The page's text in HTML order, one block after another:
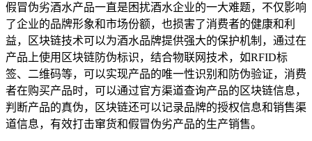
假冒伪劣酒水产品一直是困扰酒水企业的一大难题，不仅影响
了企业的品牌形象和市场份额，也损害了消费者的健康和利
益，区块链技术可以为酒水品牌提供强大的保护机制，通过在
产品上使用区块链防伪标识，结合物联网技术，如RFID标
签、二维码等，可以实现产品的唯一性识别和防伪验证，消费
者在购买产品时，可以通过官方渠道查询产品的区块链信息，
判断产品的真伪，区块链还可以记录品牌的授权信息和销售渠
道信息，有效打击窜货和假冒伪劣产品的生产销售。